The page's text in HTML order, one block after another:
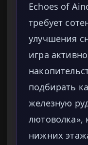
Echoes of
требует
улучшения
игра
подбирать
железную
лютоволка»,
нижних